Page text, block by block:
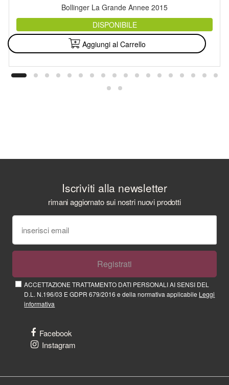
Bollinger La Grande Annee 2015
DISPONIBILE
Aggiungi al Carrello
Iscriviti alla newsletter
rimani aggiornato sui nostri nuovi prodotti
Registrati
ACCETTAZIONE TRATTAMENTO DATI PERSONALI AI SENSI DEL
D.L. N.196/03 E GDPR 679/2016 e della normativa applicabile Leggi
informativa
Facebook
Instagram